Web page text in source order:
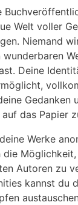
Welt voller
Niemand
wunderbaren
Deine
Gedanken
auf das Papier
Werke
die
Autoren zu
kannst du